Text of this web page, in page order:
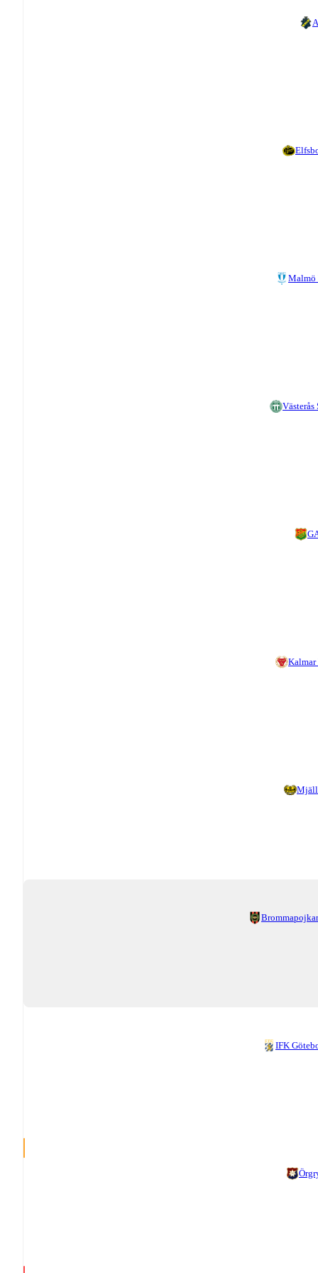
Malmö
Västerås
Kalmar
IFK